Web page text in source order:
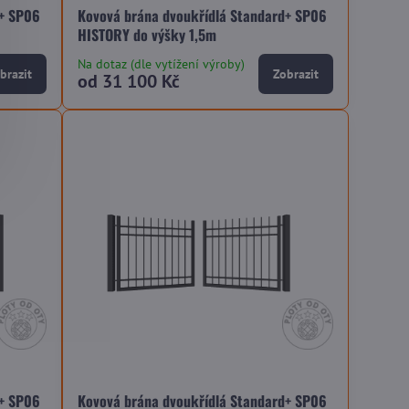
SP06
Kovová brána dvoukřídlá Standard+ SP06
HISTORY do výšky 1,5m
Na dotaz (dle vytížení výroby)
od 31 100 Kč Zobrazit
SP06
Kovová brána dvoukřídlá Standard+ SP06